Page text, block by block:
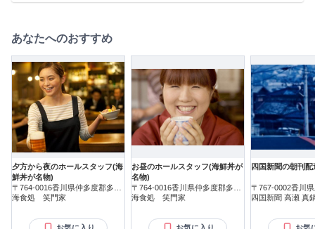
あなたへのおすすめ
夕方から夜のホールスタッフ(海
鮮丼が名物)
〒764-0016香川県仲多度郡多度
津町東浜
海食処 笑門家
お気に入り
お昼のホールスタッフ(海鮮丼が
名物)
〒764-0016香川県仲多度郡多度
津町東浜
海食処 笑門家
お気に入り
四国新聞の朝刊
〒767-0002香川
新名
四国新聞 高瀬 真
お気